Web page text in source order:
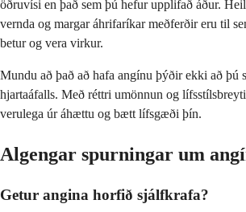
öðruvísi en það sem þú hefur upplifað áður.
vernda og margar áhrifaríkar meðferðir eru til
betur og vera virkur.
Mundu að það að hafa angínu þýðir ekki að þú
hjartaáfalls. Með réttri umönnun og
verulega úr áhættu og bætt lífsgæði þín.
Algengar spurningar um
Getur angina horfið sjálfkrafa?